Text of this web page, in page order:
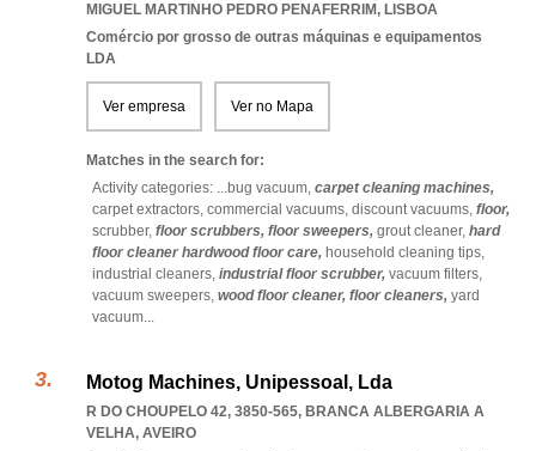
MIGUEL MARTINHO PEDRO PENAFERRIM, LISBOA
Comércio por grosso de outras máquinas e equipamentos
LDA
Ver empresa Ver no Mapa
Matches in the search for:
Activity categories: ...bug vacuum, carpet cleaning machines,
carpet extractors, commercial vacuums, discount vacuums, floor,
scrubber, floor scrubbers, floor sweepers, grout cleaner, hard
floor cleaner hardwood floor care, household cleaning tips,
industrial cleaners, industrial floor scrubber, vacuum filters,
vacuum sweepers, wood floor cleaner, floor cleaners, yard
vacuum...
Motog Machines, Unipessoal, Lda
R DO CHOUPELO 42, 3850-565, BRANCA ALBERGARIA A
VELHA, AVEIRO